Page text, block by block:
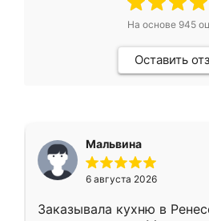
На основе 945
Оставить
Мальвина
6 августа 2026
Заказывала кухню в